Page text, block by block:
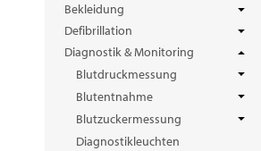
Bekleidung
Defibrillation
Diagnostik & Monitoring
Blutdruckmessung
Blutentnahme
Blutzuckermessung
Diagnostikleuchten